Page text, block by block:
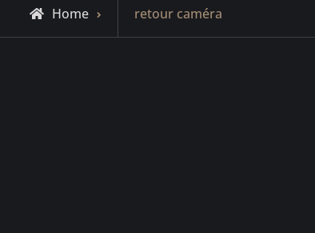
Home
Posts
tagged
retour caméra